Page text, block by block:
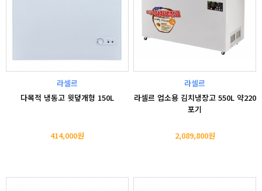
라셀르
다목적 냉동고 윗덮개형 150L
414,000원
라셀르
라셀르 업소용 김치냉장고 550L 약220
포기
2,089,800원